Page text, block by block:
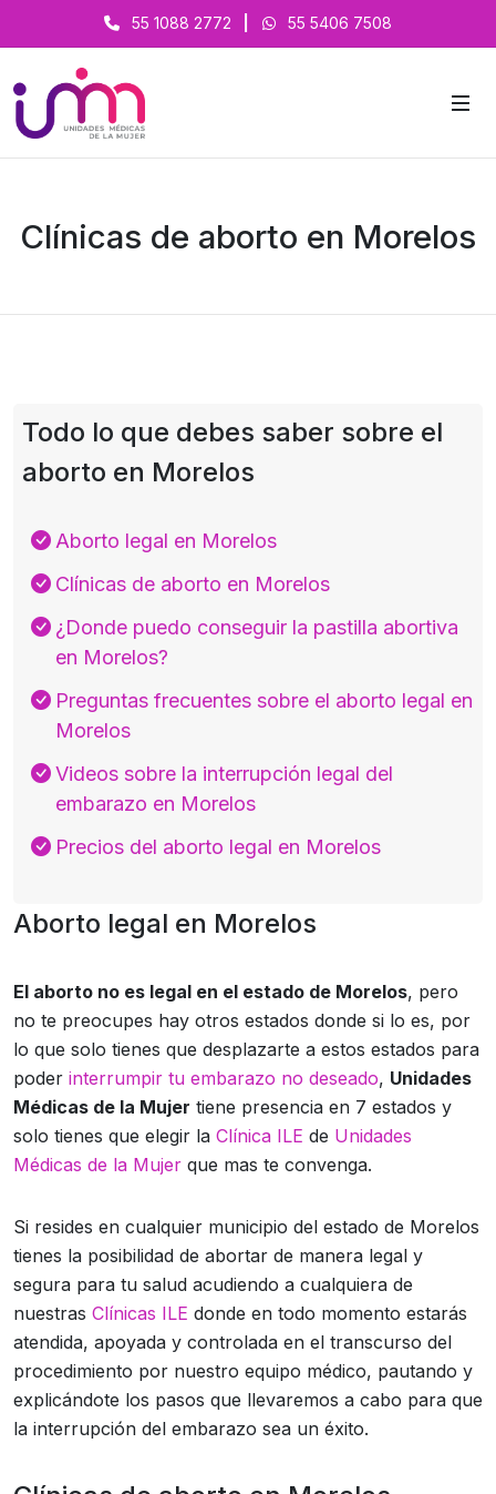
55 1088 2772 55 5406 7508
Clínicas de aborto en Morelos
Todo lo que debes saber sobre el
aborto en Morelos
Aborto legal en Morelos
Clínicas de aborto en Morelos
¿Donde puedo conseguir la pastilla abortiva
en Morelos?
Preguntas frecuentes sobre el aborto legal en
Morelos
Videos sobre la interrupción legal del
embarazo en Morelos
Precios del aborto legal en Morelos
Aborto legal en Morelos
El aborto no es legal en el estado de Morelos, pero
no te preocupes hay otros estados donde si lo es, por
lo que solo tienes que desplazarte a estos estados para
poder interrumpir tu embarazo no deseado, Unidades
Médicas de la Mujer tiene presencia en 7 estados y
solo tienes que elegir la Clínica ILE de Unidades
Médicas de la Mujer que mas te convenga.
Si resides en cualquier municipio del estado de Morelos
tienes la posibilidad de abortar de manera legal y
segura para tu salud acudiendo a cualquiera de
nuestras Clínicas ILE donde en todo momento estarás
atendida, apoyada y controlada en el transcurso del
procedimiento por nuestro equipo médico, pautando y
explicándote los pasos que llevaremos a cabo para que
la interrupción del embarazo sea un éxito.